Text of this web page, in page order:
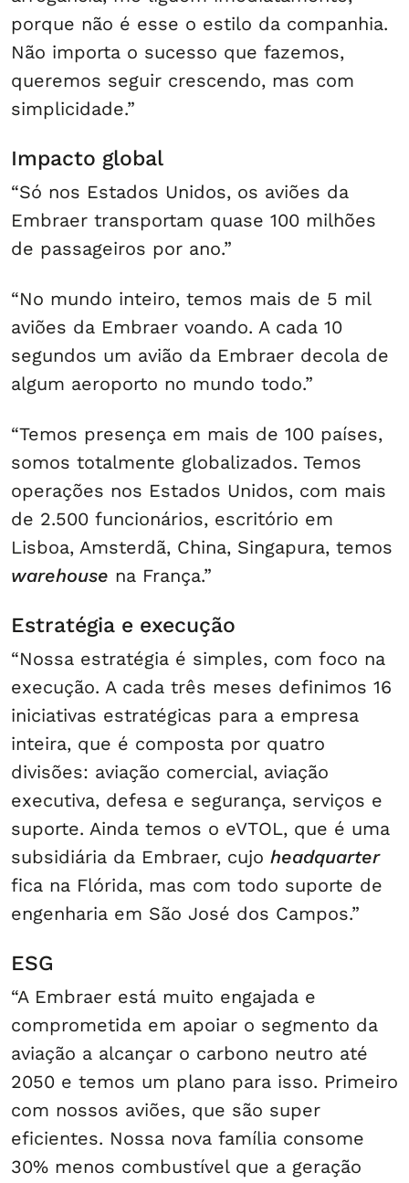
porque não é esse o estilo da companhia.
Não importa o sucesso que fazemos,
queremos seguir crescendo, mas com
simplicidade.”
Impacto global
“Só nos Estados Unidos, os aviões da
Embraer transportam quase 100 milhões
de passageiros por ano.”
“No mundo inteiro, temos mais de 5 mil
aviões da Embraer voando. A cada 10
segundos um avião da Embraer decola de
algum aeroporto no mundo todo.”
“Temos presença em mais de 100 países,
somos totalmente globalizados. Temos
operações nos Estados Unidos, com mais
de 2.500 funcionários, escritório em
Lisboa, Amsterdã, China, Singapura, temos
warehouse na França.”
Estratégia e execução
“Nossa estratégia é simples, com foco na
execução. A cada três meses definimos 16
iniciativas estratégicas para a empresa
inteira, que é composta por quatro
divisões: aviação comercial, aviação
executiva, defesa e segurança, serviços e
suporte. Ainda temos o eVTOL, que é uma
subsidiária da Embraer, cujo headquarter
fica na Flórida, mas com todo suporte de
engenharia em São José dos Campos.”
ESG
“A Embraer está muito engajada e
comprometida em apoiar o segmento da
aviação a alcançar o carbono neutro até
2050 e temos um plano para isso. Primeiro
com nossos aviões, que são super
eficientes. Nossa nova família consome
30% menos combustível que a geração